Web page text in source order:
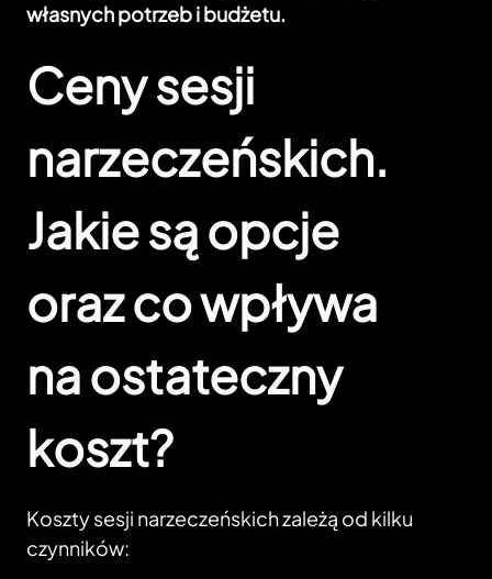
własnych potrzeb i budżetu.
Ceny sesji
narzeczeńskich.
Jakie są opcje
oraz co wpływa
na ostateczny
koszt?
Koszty sesji narzeczeńskich zależą od kilku
czynników: